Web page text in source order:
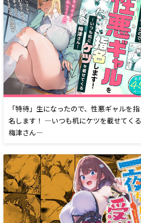
「特待」生になったので、性悪ギャルを指
名します！ ―いつも机にケツを載せてくる
梅津さん―